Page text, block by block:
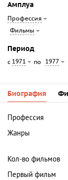
Амплуа
Профессия
Фильмы
Период
с 1971 по 1977
Биография
Профессия
Жанры
Кол-во фильмов
Первый фильм